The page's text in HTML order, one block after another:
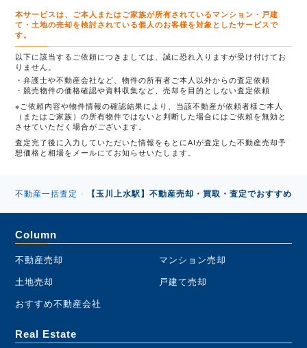
本サービスは、ご本人またはご家族が所有されているマンション・戸建
て・土地の売却を検討されている個人のお客様を対象としたサービスで
す。
以下に該当するご依頼につきましては、誠に恐れ入りますが受け付けてお
りません。
弁護士や不動産会社など、物件の所有者ご本人以外からの査定依頼
競売物件の価格確認や資料収集など、売却を目的としない査定依頼
※ご依頼内容や物件情報の確認結果により、当該不動産が依頼者様ご本人
（またはご家族）の所有物件ではないと判断した場合にはご依頼を無効と
させていただく場合がございます。
査定完了後に入力していただいた情報をもとにAIが査定した不動産売却予
想価格と相場をメールにてお知らせいたします。
不動産一括査定 › 【玉川上水駅】不動産売却・買取・査定でおすすめ
Column
不動産売却 マンション売却
土地売却 戸建て売却
おすすめ不動産会社
Real Estate